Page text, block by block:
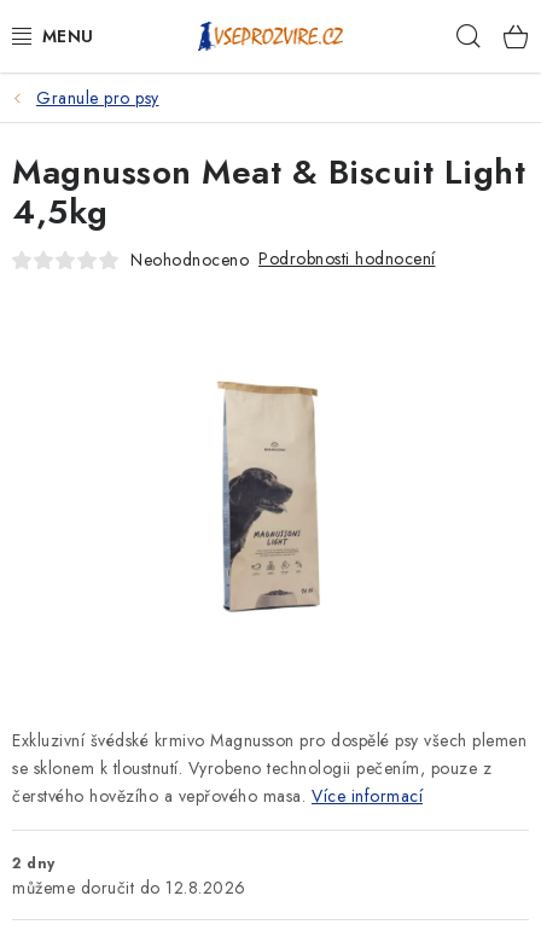
na
PSI
KOČKY
KONĚ
KRÁLÍCI/HLODAVCI/PTÁCI
Granule pro psy
Exkluzivní švédské krmivo Magnusson pro dospělé psy všech plemen
se sklonem k tloustnutí. Vyrobeno technologii pečením, pouze z
čerstvého hovězího a vepřového masa. Více informací
2 dny
12.8.2026
Magnusson Meat & Biscuit Light
4,5kg
Neohodnoceno Podrobnosti hodnocení